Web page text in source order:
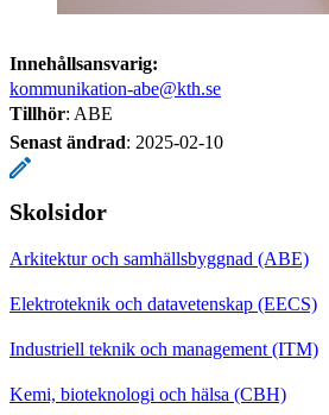
Innehållsansvarig:
kommunikation-abe@kth.se
Tillhör: ABE
Senast ändrad: 2025-02-10
Skolsidor
Arkitektur och samhällsbyggnad (ABE)
Elektroteknik och datavetenskap (EECS)
Industriell teknik och management (ITM)
Kemi, bioteknologi och hälsa (CBH)